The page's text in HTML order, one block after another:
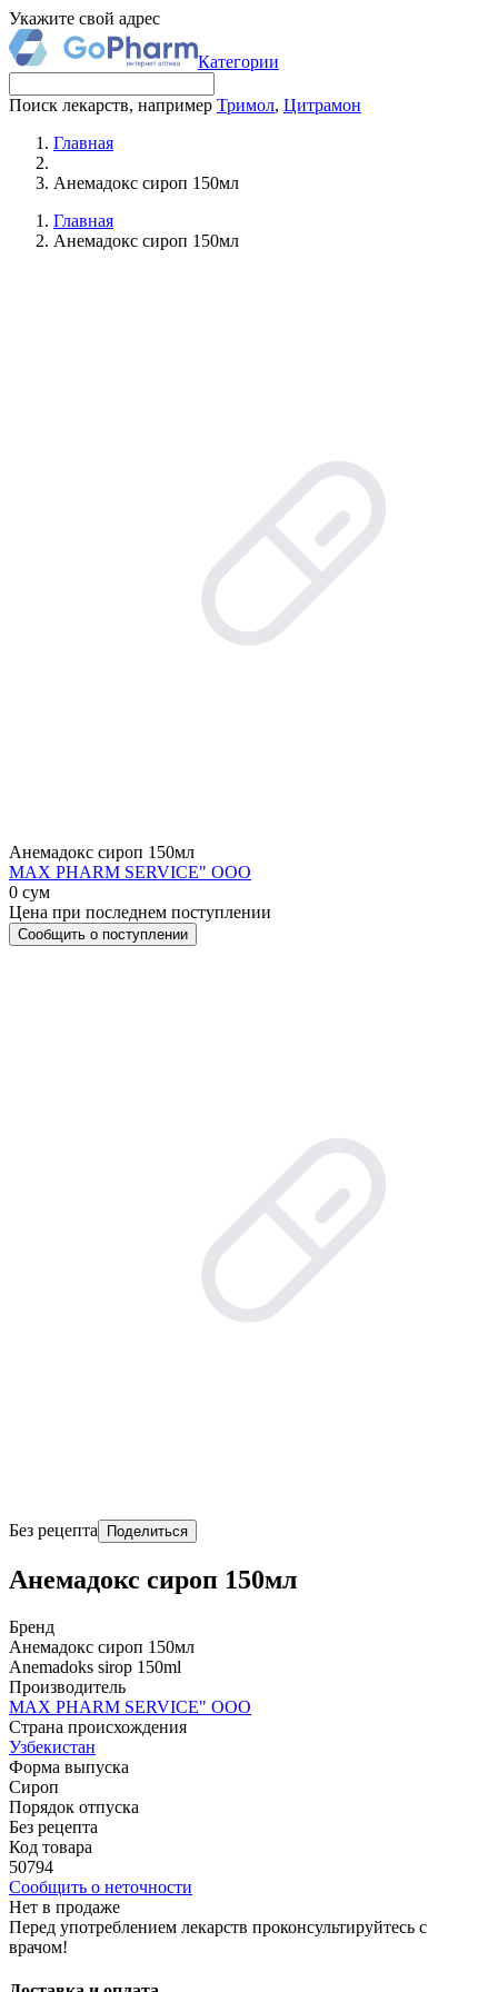
Укажите свой адрес
Категории
Поиск лекарств, например Тримол, Цитрамон
Главная
Анемадокс сироп 150мл
Главная
Анемадокс сироп 150мл
Анемадокс сироп 150мл
МАХ PHARM SERVICE" ООО
0 сум
Цена при последнем поступлении
Сообщить о поступлении
Без рецепта Поделиться
Анемадокс сироп 150мл
Бренд
Анемадокс сироп 150мл
Anemadoks sirop 150ml
Производитель
МАХ PHARM SERVICE" ООО
Страна происхождения
Узбекистан
Форма выпуска
Сироп
Порядок отпуска
Без рецепта
Код товара
50794
Сообщить о неточности
Нет в продаже
Перед употреблением лекарств проконсультируйтесь с
врачом!